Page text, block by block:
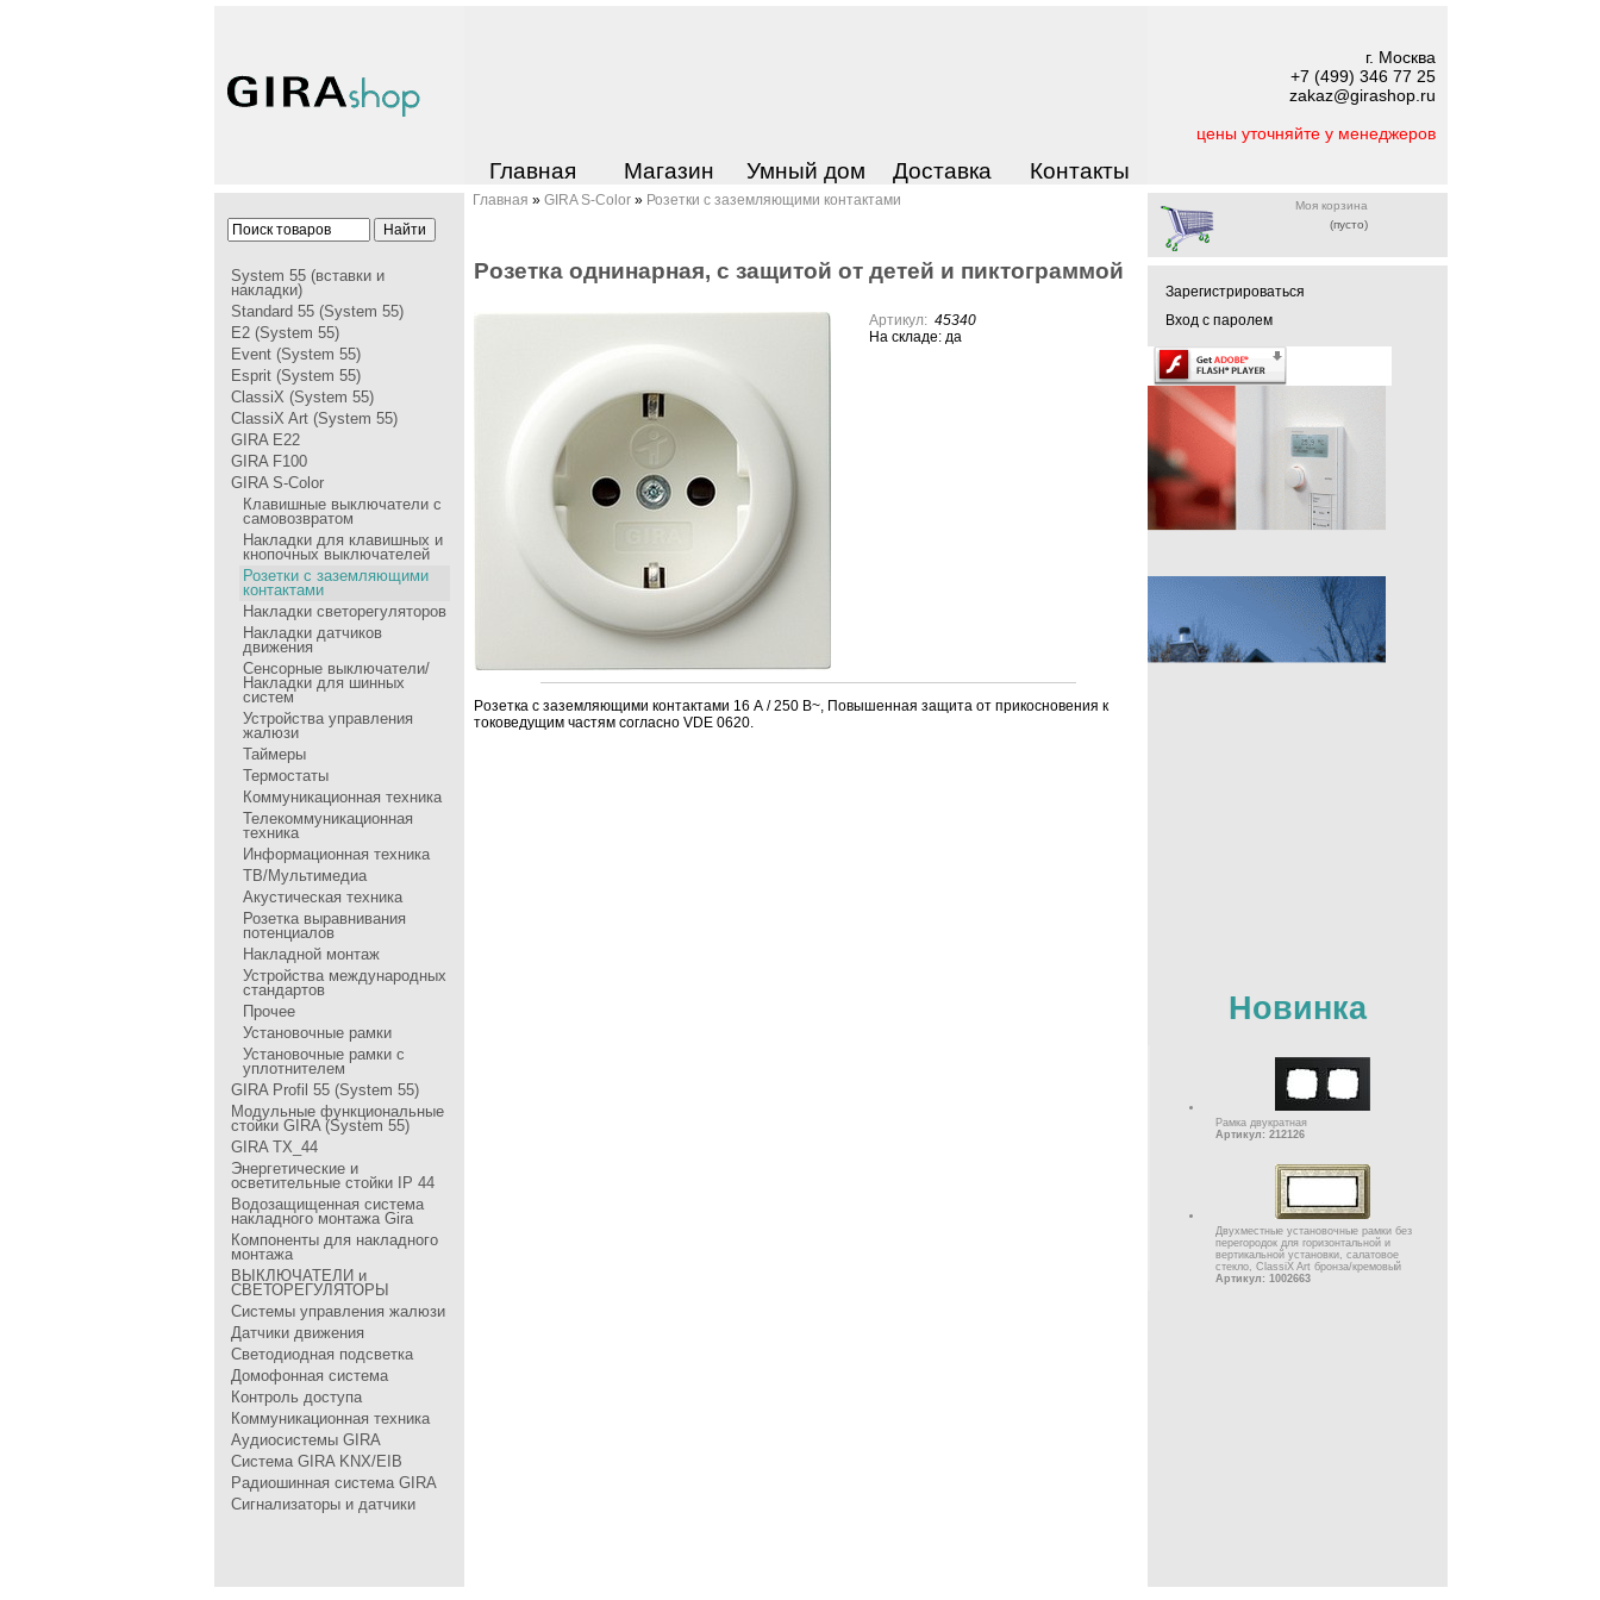
Главная Магазин Умный дом Доставка Контакты
г. Москва
+7 (499) 346 77 25
zakaz@girashop.ru
цены уточняйте у менеджеров
System 55 (вставки и
накладки)
Standard 55 (System 55)
E2 (System 55)
Event (System 55)
Esprit (System 55)
ClassiX (System 55)
ClassiX Art (System 55)
GIRA Е22
GIRA F100
GIRA S-Color
Клавишные выключатели с
самовозвратом
Накладки для клавишных и
кнопочных выключателей
Розетки с заземляющими
контактами
Накладки светорегуляторов
Накладки датчиков
движения
Сенсоpные выключатели/
Накладки для шинных
систем
Устройства управления
жалюзи
Таймеры
Термостаты
Коммуникационная техника
Телекоммуникационная
техника
Информационная техника
ТВ/Мультимедиа
Акустическая техника
Розетка выравнивания
потенциалов
Накладной монтаж
Устройства международных
стандартов
Прочее
Установочные рамки
Установочные рамки с
уплотнителем
GIRA Profil 55 (System 55)
Модульные функциональные
стойки GIRA (System 55)
GIRA TX_44
Энергетические и
осветительные стойки IP 44
Водозащищенная система
накладного монтажа Gira
Компоненты для накладного
монтажа
ВЫКЛЮЧАТЕЛИ и
СВЕТОРЕГУЛЯТОРЫ
Системы управления жалюзи
Датчики движения
Светодиодная подсветка
Домофонная система
Контроль доступа
Коммуникационная техника
Аудиосистемы GIRA
Система GIRA KNX/EIB
Радиошинная система GIRA
Сигнализаторы и датчики
Главная » GIRA S-Color » Розетки с заземляющими контактами
Pозетка однинарная, с защитой от детей и пиктогpаммой
Артикул: 45340
На складе: да
Pозетка с заземляющими контактами 16 А / 250 В~, Повышенная защита от пpикосновения к
токоведущим частям согласно VDE 0620.
Моя корзина
(пусто)
Зарегистрироваться
Вход с паролем
Новинка
Рамка двукратная
Артикул: 212126
Двухместные установочные рамки без
перегородок для горизонтальной и
вертикальной установки, салатовое
стекло, ClassiX Art бронза/кремовый
Артикул: 1002663